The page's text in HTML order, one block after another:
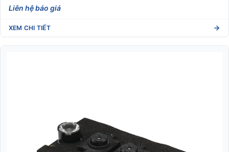
Liên hệ báo giá
XEM CHI TIẾT